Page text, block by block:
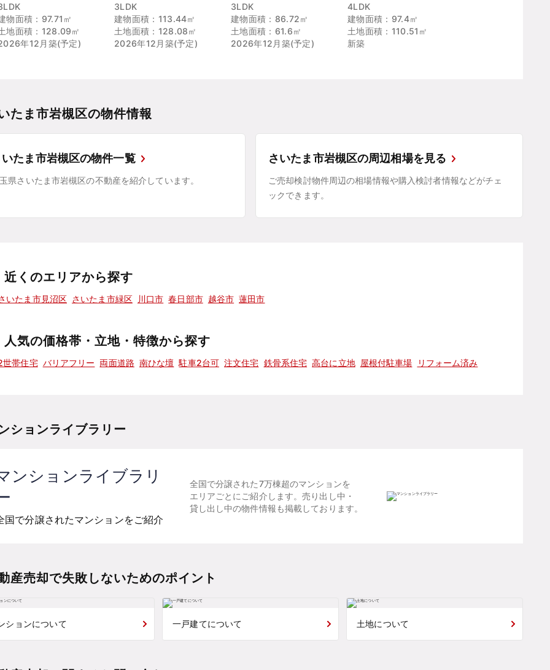
物面積：97.71㎡
地面積：128.09㎡
年12月築(予定)
3LDK
建物面積：113.44㎡
土地面積：128.08㎡
2026年12月築(予定)
3LDK
建物面積：86.72㎡
土地面積：61.6㎡
2026年12月築(予定)
4LDK
建物面積：97.4㎡
土地面積：110.51㎡
新築
たま市岩槻区の物件情報
たま市岩槻区の物件一覧
県さいたま市岩槻区の不動産を紹介しています。
さいたま市岩槻区の周辺相場を見る
ご売却検討物件周辺の相場情報や購入検討者情報などがチェ
ックできます。
近くのエリアから探す
いたま市見沼区 さいたま市緑区 川口市 春日部市 越谷市 蓮田市
人気の価格帯・立地・特徴から探す
世帯住宅 バリアフリー 両面道路 南ひな壇 駐車2台可 注文住宅 鉄骨系住宅 高台に立地 屋根付駐車場 リフォーム済み
ションライブラリー
ンションライブラリ
国で分譲されたマンションをご紹介
全国で分譲された7万棟超のマンションを
エリアごとにご紹介します。売り出し中・
貸し出し中の物件情報も掲載しております。
産売却で失敗しないためのポイント
ションについて 一戸建てについて 土地について